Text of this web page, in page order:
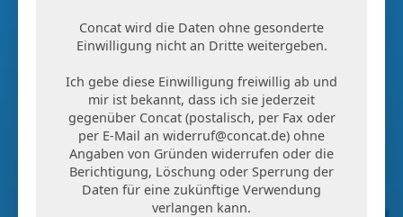
Concat wird die Daten ohne gesonderte
Einwilligung nicht an Dritte weitergeben.
Ich gebe diese Einwilligung freiwillig ab und
mir ist bekannt, dass ich sie jederzeit
gegenüber Concat (postalisch, per Fax oder
per E-Mail an widerruf@concat.de) ohne
Angaben von Gründen widerrufen oder die
Berichtigung, Löschung oder Sperrung der
Daten für eine zukünftige Verwendung
verlangen kann.